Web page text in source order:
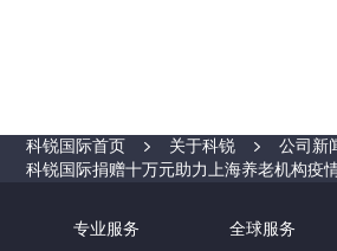
科锐国际首页 关于科锐 公司新
科锐国际捐赠十万元助力上海养老机构疫
专业服务 全球服务